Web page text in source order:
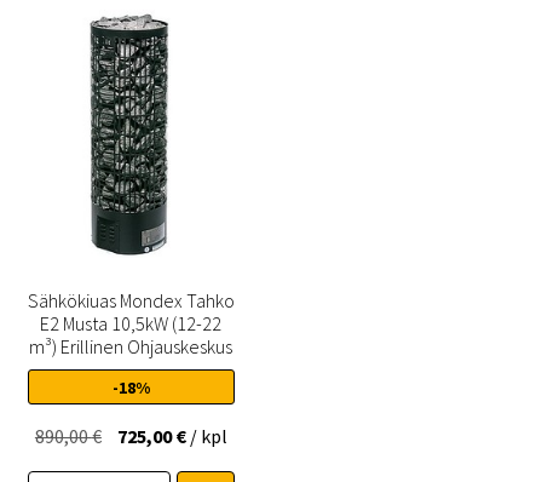
Sähkökiuas Mondex Tahko
E2 Musta 10,5kW (12-22
m³) Erillinen Ohjauskeskus
-18%
890,00€ Alkuperäinen
hinta
725,00€Nykyinen
hinta
/ kpl